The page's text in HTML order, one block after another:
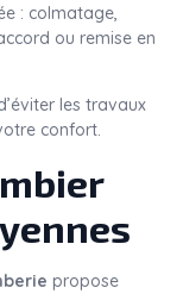
: colmatage,
ou remise en
les travaux
confort.
propose